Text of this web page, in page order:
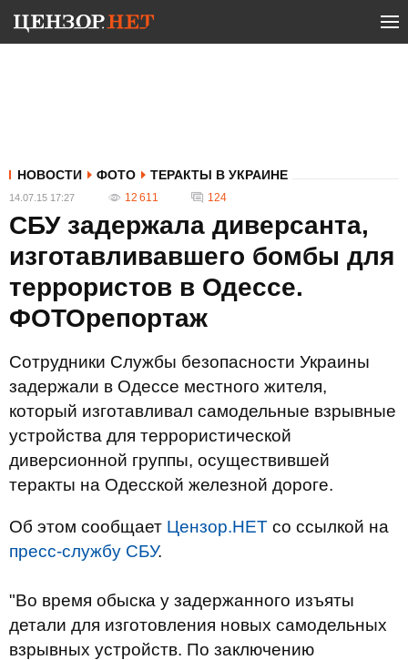
НОВОСТИ ФОТО ТЕРАКТЫ В УКРАИНЕ
14.07.15 17:27 12 611 124
СБУ задержала диверсанта,
изготавливавшего бомбы для
террористов в Одессе.
ФОТОрепортаж
Сотрудники Службы безопасности Украины
задержали в Одессе местного жителя,
который изготавливал самодельные взрывные
устройства для террористической
диверсионной группы, осуществившей
теракты на Одесской железной дороге.
Об этом сообщает Цензор.НЕТ со ссылкой на
пресс-службу СБУ.
"Во время обыска у задержанного изъяты
детали для изготовления новых самодельных
взрывных устройств. По заключению